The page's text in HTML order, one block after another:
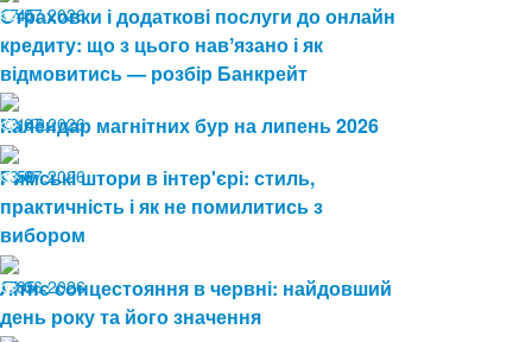
17.07.2026
45
Страховки і додаткові послуги до онлайн
кредиту: що з цього навʼязано і як
відмовитись — розбір Банкрейт
13.07.2026
149
Календар магнітних бур на липень 2026
08.07.2026
58
Римські штори в інтер'єрі: стиль,
практичність і як не помилитись з
вибором
19.06.2026
85
Літнє сонцестояння в червні: найдовший
день року та його значення